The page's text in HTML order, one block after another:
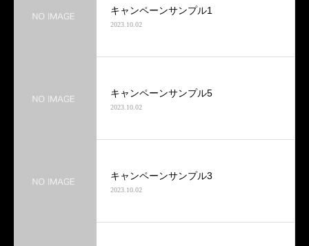
キャンペーンサンプル1
2023.10.02
キャンペーンサンプル5
2023.10.02
キャンペーンサンプル3
2023.10.02